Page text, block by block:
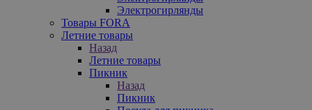
Электрогирлянды
Товары FORA
Летние товары
Назад
Летние товары
Пикник
Назад
Пикник